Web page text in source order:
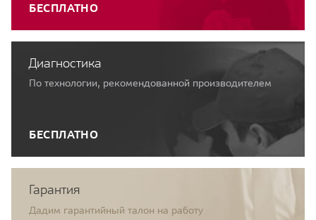
БЕСПЛАТНО
Диагностика
По технологии, рекомендованной производителем
БЕСПЛАТНО
Гарантия
Дадим гарантийный талон на работу